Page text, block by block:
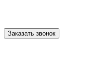
Заказать звонок